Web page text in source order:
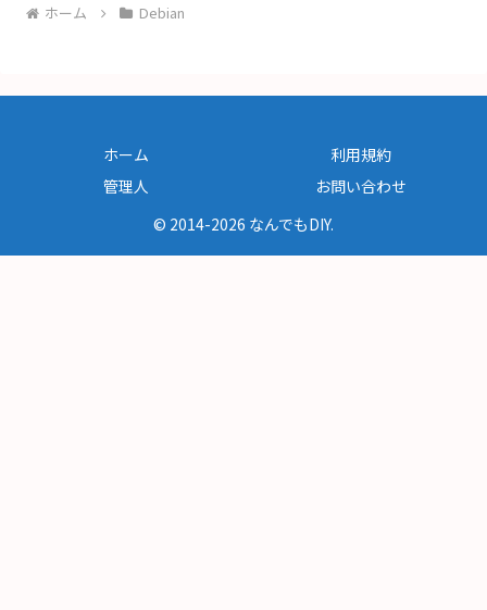
ホーム Debian
ホーム
利用規約
管理人
お問い合わせ
© 2014-2026 なんでもDIY.